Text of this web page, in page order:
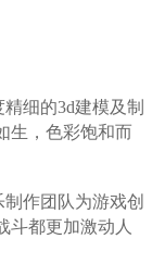
细的3d建模及制
生，色彩饱和而
作团队为游戏创
斗都更加激动人